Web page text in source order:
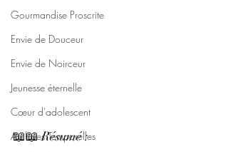
Gourmandise Proscrite
Envie de Douceur
Envie de Noirceur
Jeunesse éternelle
Cœur d'adolescent
Archives Temporelles
📖📖 Résumé :